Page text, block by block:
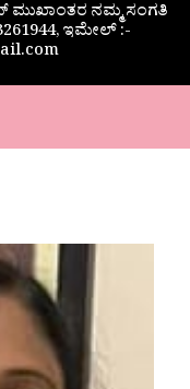
ಮುಖಾಂತರ ನಮ್ಮ ಸಂಗತಿ
ಇಮೇಲ್ :-